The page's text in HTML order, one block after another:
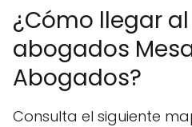
¿Cómo llegar
abogados
Abogados?
Consulta el siguiente